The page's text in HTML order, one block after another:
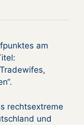
am
rechtsextreme
und